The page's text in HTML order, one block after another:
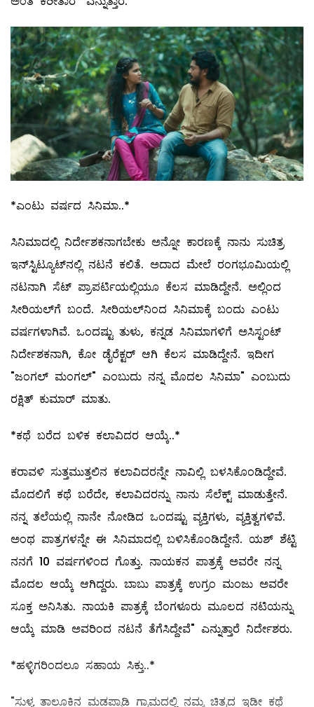
*ಎಂಟು ವರ್ಷದ ಸಿನಿಮಾ..*
ಸಿನಿಮಾದಲ್ಲಿ ನಿರ್ದೇಶಕನಾಗಬೇಕು ಅನ್ನೋ ಕಾರಣಕ್ಕೆ ನಾನು ಸುಚಿತ್ರ
ಇನ್‌ಸ್ಟಿಟ್ಯೂಟ್‌ನಲ್ಲಿ ನಟನೆ ಕಲಿತೆ. ಅದಾದ ಮೇಲೆ ರಂಗಭೂಮಿಯಲ್ಲಿ
ನಟನಾಗಿ ಸೆಟ್‌ ಪ್ರಾಪರ್ಟಿಯಲ್ಲಿಯೂ ಕೆಲಸ ಮಾಡಿದ್ದೇನೆ. ಅಲ್ಲಿಂದ
ಸೀರಿಯಲ್‌ಗೆ ಬಂದೆ. ಸೀರಿಯಲ್‌ನಿಂದ ಸಿನಿಮಾಕ್ಕೆ ಬಂದು ಎಂಟು
ವರ್ಷಗಳಾಗಿವೆ. ಒಂದಷ್ಟು ತುಳು, ಕನ್ನಡ ಸಿನಿಮಾಗಳಿಗೆ ಅಸಿಸ್ಟಂಟ್‌
ನಿರ್ದೇಶಕನಾಗಿ, ಕೋ ಡೈರೆಕ್ಟರ್‌ ಆಗಿ ಕೆಲಸ ಮಾಡಿದ್ದೇನೆ. ಇದೀಗ
"ಜಂಗಲ್‌ ಮಂಗಲ್‌" ಎಂಬುದು ನನ್ನ ಮೊದಲ ಸಿನಿಮಾ" ಎಂಬುದು
ರಕ್ಷಿತ್‌ ಕುಮಾರ್‌ ಮಾತು.
*ಕಥೆ ಬರೆದ ಬಳಿಕ ಕಲಾವಿದರ ಆಯ್ಕೆ..*
ಕರಾವಳಿ ಸುತ್ತಮುತ್ತಲಿನ ಕಲಾವಿದರನ್ನೇ ನಾವಿಲ್ಲಿ ಬಳಸಿಕೊಂಡಿದ್ದೇವೆ.
ಮೊದಲಿಗೆ ಕಥೆ ಬರೆದೇ, ಕಲಾವಿದರನ್ನು ನಾನು ಸೆಲೆಕ್ಟ್‌ ಮಾಡುತ್ತೇನೆ.
ನನ್ನ ತಲೆಯಲ್ಲಿ ನಾನೇ ನೋಡಿದ ಒಂದಷ್ಟು ವ್ಯಕ್ತಿಗಳು, ವ್ಯಕ್ತಿತ್ವಗಳಿವೆ.
ಅಂಥ ಪಾತ್ರಗಳನ್ನೇ ಈ ಸಿನಿಮಾದಲ್ಲಿ ಬಳಿಸಿಕೊಂಡಿದ್ದೇನೆ. ಯಶ್‌ ಶೆಟ್ಟಿ
ನನಗೆ 10 ವರ್ಷಗಳಿಂದ ಗೊತ್ತು. ನಾಯಕನ ಪಾತ್ರಕ್ಕೆ ಅವರೇ ನನ್ನ
ಮೊದಲ ಆಯ್ಕೆ ಆಗಿದ್ದರು. ಬಾಬು ಪಾತ್ರಕ್ಕೆ ಉಗ್ರಂ ಮಂಜು ಅವರೇ
ಸೂಕ್ತ ಅನಿಸಿತು. ನಾಯಕಿ ಪಾತ್ರಕ್ಕೆ ಬೆಂಗಳೂರು ಮೂಲದ ನಟಿಯನ್ನು
ಆಯ್ಕೆ ಮಾಡಿ ಅವರಿಂದ ನಟನೆ ತೆಗೆಸಿದ್ದೇವೆ" ಎನ್ನುತ್ತಾರೆ ನಿರ್ದೇಶರು.
*ಹಳ್ಳಿಗರಿಂದಲೂ ಸಹಾಯ ಸಿಕ್ತು..*
"ಸುಳ್ಯ ತಾಲೂಕಿನ ಮಡಪ್ಪಾಡಿ ಗ್ರಾಮದಲ್ಲಿ ನಮ್ಮ ಚಿತ್ರದ ಇಡೀ ಕಥೆ